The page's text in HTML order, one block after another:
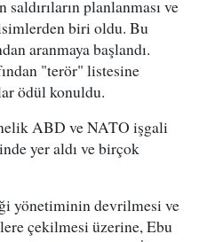
planlanması ve
biri oldu. Bu
aranmaya başlandı.
"terör" listesine
ödül konuldu.
ABD ve NATO işgali
yer aldı ve birçok
yönetiminin devrilmesi ve
çekilmesi üzerine, Ebu